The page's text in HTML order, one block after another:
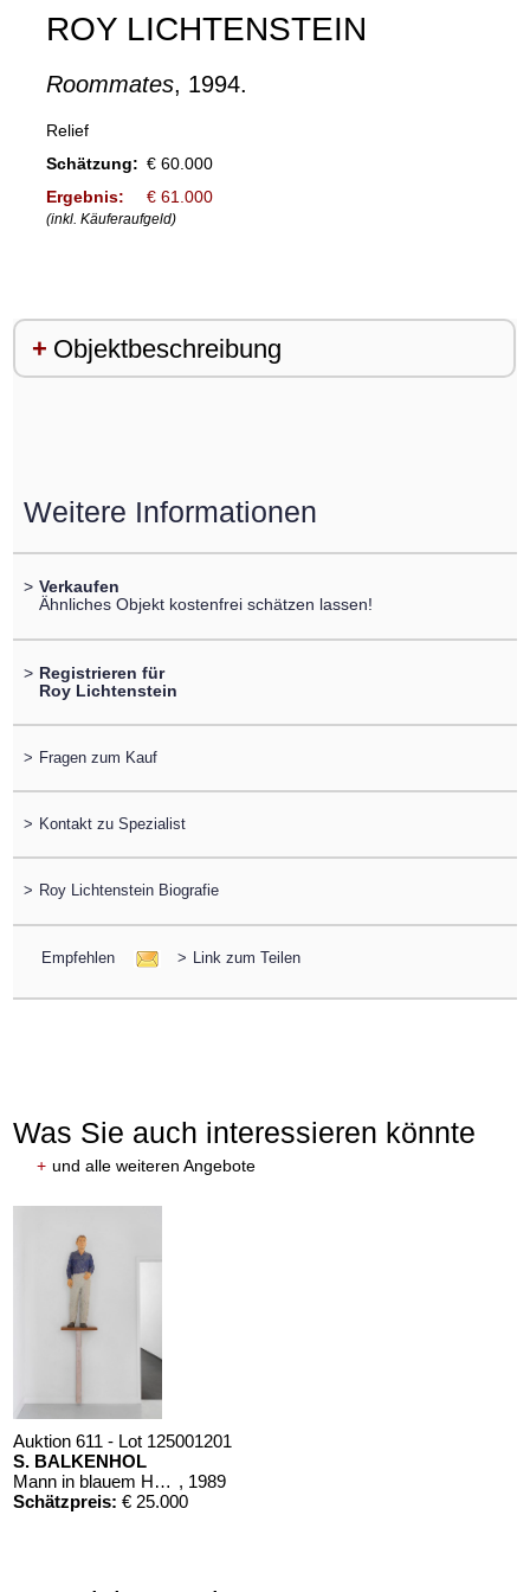
ROY LICHTENSTEIN
Roommates, 1994.
Relief
Schätzung: € 60.000
Ergebnis:
€ 61.000
(inkl. Käuferaufgeld)
Objektbeschreibung
Weitere Informationen
> Verkaufen
Ähnliches Objekt kostenfrei schätzen lassen!
> Registrieren für
Roy Lichtenstein
> Fragen zum Kauf
> Kontakt zu Spezialist
> Roy Lichtenstein Biografie
Empfehlen > Link zum Teilen
Was Sie auch interessieren könnte
+ und alle weiteren Angebote
Auktion 611 - Lot 125001201
S. BALKENHOL
Mann in blauem Hemd , 1989
Schätzpreis: € 25.000